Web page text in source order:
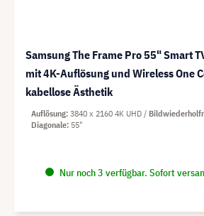
Samsung The Frame Pro 55" Smart
mit 4K-Auflösung und Wireless One
kabellose Ästhetik
Nur noch 3 verfügbar. Sofort
Auflösung 3840 x 2160 4K UHD
Diagonale 55"